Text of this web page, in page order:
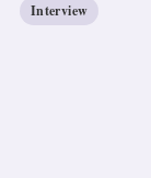
Interview